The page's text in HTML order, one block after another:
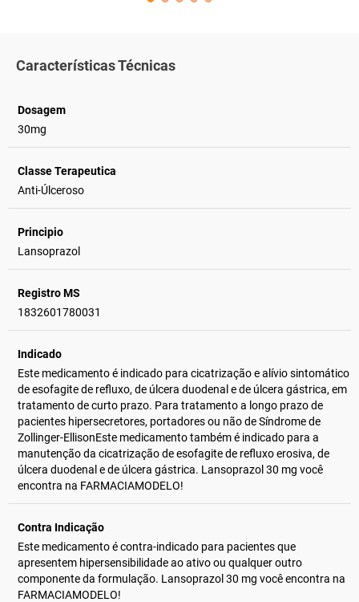
Características Técnicas
Dosagem
30mg
Classe Terapeutica
Anti-Úlceroso
Principio
Lansoprazol
Registro MS
1832601780031
Indicado
Este medicamento é indicado para cicatrização e alívio sintomático
de esofagite de refluxo, de úlcera duodenal e de úlcera gástrica, em
tratamento de curto prazo. Para tratamento a longo prazo de
pacientes hipersecretores, portadores ou não de Síndrome de
Zollinger-EllisonEste medicamento também é indicado para a
manutenção da cicatrização de esofagite de refluxo erosiva, de
úlcera duodenal e de úlcera gástrica. Lansoprazol 30 mg você
encontra na FARMACIAMODELO!
Contra Indicação
Este medicamento é contra-indicado para pacientes que
apresentem hipersensibilidade ao ativo ou qualquer outro
componente da formulação. Lansoprazol 30 mg você encontra na
FARMACIAMODELO!